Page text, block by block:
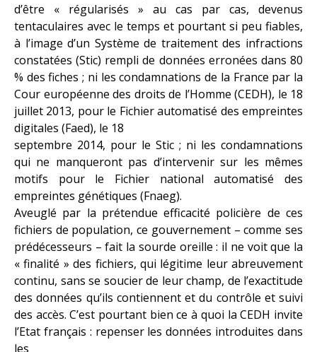
d’être « régularisés » au cas par cas, devenus
tentaculaires avec le temps et pourtant si peu fiables,
à l’image d’un Système de traitement des infractions
constatées (Stic) rempli de données erronées dans 80
% des fiches ; ni les condamnations de la France par la
Cour européenne des droits de l’Homme (CEDH), le 18
juillet 2013, pour le Fichier automatisé des empreintes
digitales (Faed), le 18
septembre 2014, pour le Stic ; ni les condamnations
qui ne manqueront pas d’intervenir sur les mêmes
motifs pour le Fichier national automatisé des
empreintes génétiques (Fnaeg).
Aveuglé par la prétendue efficacité policière de ces
fichiers de population, ce gouvernement – comme ses
prédécesseurs – fait la sourde oreille : il ne voit que la
« finalité » des fichiers, qui légitime leur abreuvement
continu, sans se soucier de leur champ, de l’exactitude
des données qu’ils contiennent et du contrôle et suivi
des accès. C’est pourtant bien ce à quoi la CEDH invite
l’Etat français : repenser les données introduites dans
les